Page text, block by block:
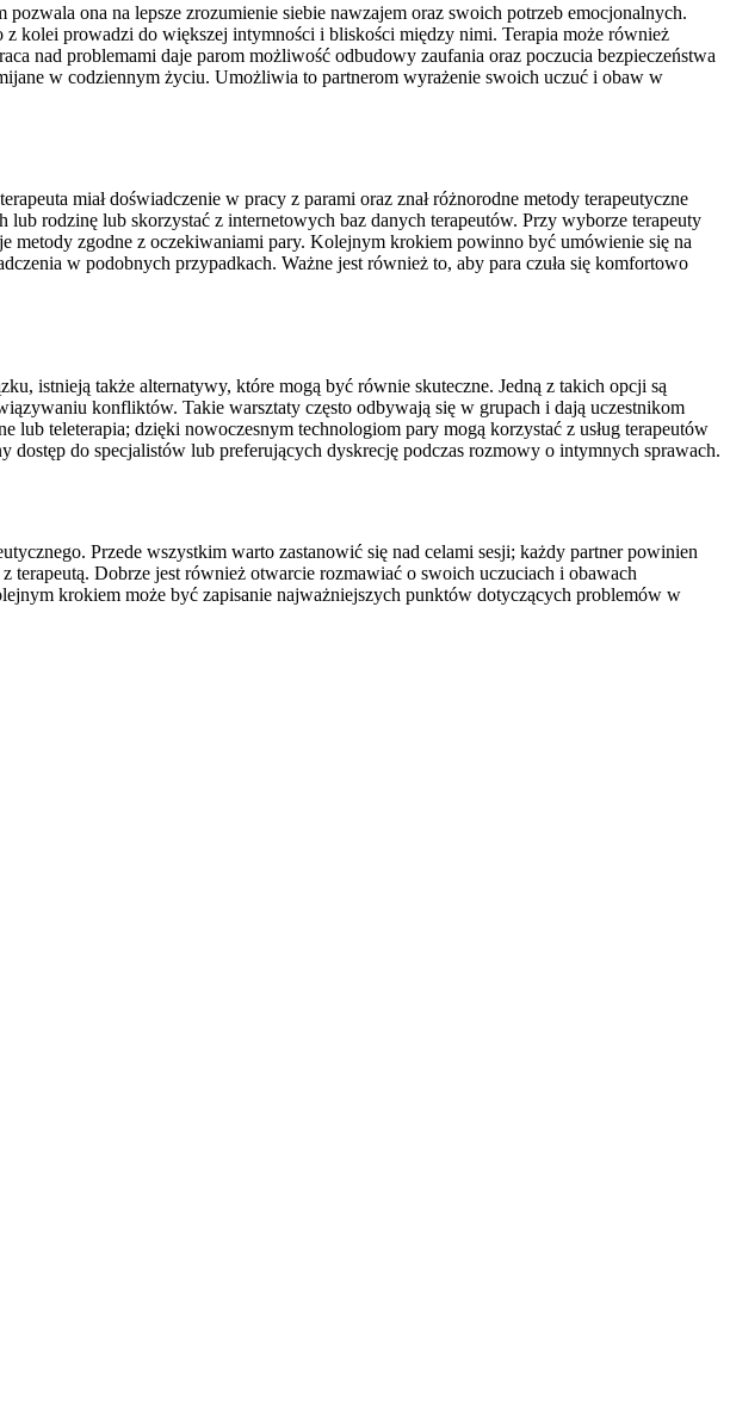
ona na lepsze zrozumienie siebie nawzajem oraz swoich potrzeb emocjonalnych.
kolei prowadzi do większej intymności i bliskości między nimi. Terapia może również
nad problemami daje parom możliwość odbudowy zaufania oraz poczucia bezpieczeństwa
w codziennym życiu. Umożliwia to partnerom wyrażenie swoich uczuć i obaw w
miał doświadczenie w pracy z parami oraz znał różnorodne metody terapeutyczne
rodzinę lub skorzystać z internetowych baz danych terapeutów. Przy wyborze terapeuty
metody zgodne z oczekiwaniami pary. Kolejnym krokiem powinno być umówienie się na
w podobnych przypadkach. Ważne jest również to, aby para czuła się komfortowo
istnieją także alternatywy, które mogą być równie skuteczne. Jedną z takich opcji są
konfliktów. Takie warsztaty często odbywają się w grupach i dają uczestnikom
teleterapia; dzięki nowoczesnym technologiom pary mogą korzystać z usług terapeutów
do specjalistów lub preferujących dyskrecję podczas rozmowy o intymnych sprawach.
Przede wszystkim warto zastanowić się nad celami sesji; każdy partner powinien
terapeutą. Dobrze jest również otwarcie rozmawiać o swoich uczuciach i obawach
krokiem może być zapisanie najważniejszych punktów dotyczących problemów w